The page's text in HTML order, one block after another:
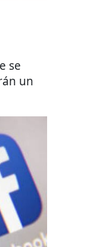
se
un